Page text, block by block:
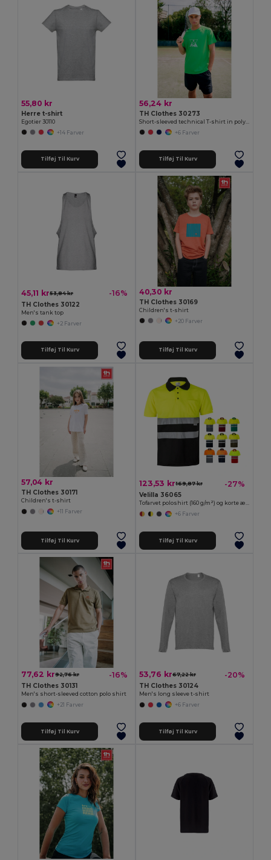
55,80 kr
Herre t-shirt
Egotier 30110
+14 Farver
Tilføj Til Kurv
56,24 kr
TH Clothes 30273
+6 Farver
Tilføj Til Kurv
45,11 kr53,84 kr -16%
TH Clothes 30122
Men's tank top
+2 Farver
Tilføj Til Kurv
40,30 kr
TH Clothes 30169
Children's t-shirt
+20 Farver
Tilføj Til Kurv
57,04 kr
TH Clothes 30171
Children's t-shirt
+11 Farver
Tilføj Til Kurv
123,53 kr169,87 kr -27%
Velilla 36065
Tofarvet poloshirt (160 g/m²) og korte ærmer, i polyester (100 %)
+6 Farver
Tilføj Til Kurv
77,62 kr92,76 kr -16%
TH Clothes 30131
Men's short-sleeved cotton polo shirt
+21 Farver
Tilføj Til Kurv
53,76 kr67,22 kr -20%
TH Clothes 30124
Men's long sleeve t-shirt
+6 Farver
Tilføj Til Kurv